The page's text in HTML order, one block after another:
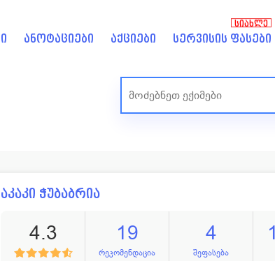
ანოტაციები აქციები სერვისის ფასები
ᲡᲘᲐᲮᲚᲔ
აკაკი ჭუბაბრია
4.3 19
რეკომენდაცია
4
შეფასება